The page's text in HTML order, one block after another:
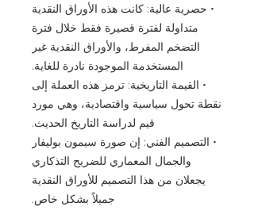
• حصرية عالية: كانت هذه الأوراق النقدية
متداولة لفترة قصيرة فقط خلال فترة
التضخم المفرط، والأوراق النقدية غير
المستخدمة الموجودة نادرة للغاية.
• القيمة التاريخية: ترمز هذه العملة إلى
نقطة تحول سياسية واقتصادية، وهي مورد
قيم لدراسة التاريخ الحديث.
• التصميم الفني: إن صورة سيمون بوليفار
والجمال المعماري للضريح التذكاري
يجعلان من هذا التصميم للأوراق النقدية
جميلاً بشكل خاص.